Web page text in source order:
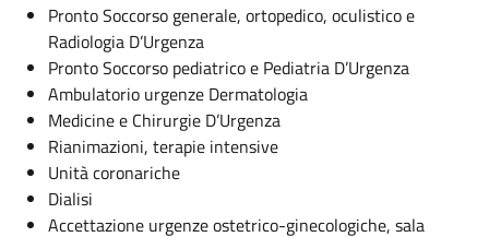
Pronto Soccorso generale, ortopedico, oculistico e
Radiologia D’Urgenza
Pronto Soccorso pediatrico e Pediatria D’Urgenza
Ambulatorio urgenze Dermatologia
Medicine e Chirurgie D’Urgenza
Rianimazioni, terapie intensive
Unità coronariche
Dialisi
Accettazione urgenze ostetrico-ginecologiche, sala